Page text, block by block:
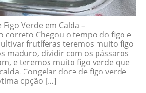
Verde em Calda –
correto Chegou o tempo do figo e
frutíferas teremos muito figo
maduro, dividir com os pássaros
e teremos muito figo verde que
Congelar doce de figo verde
opção […]